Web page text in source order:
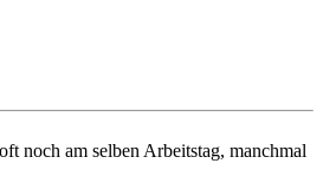
noch am selben Arbeitstag, manchmal